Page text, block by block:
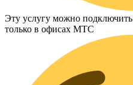
Эту услугу можно подключить
только в офисах МТС